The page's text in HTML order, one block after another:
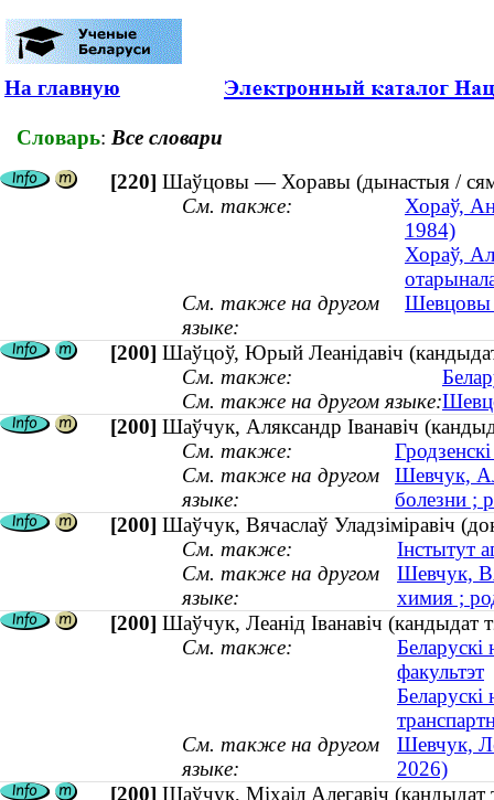
На главную
Словарь: Все словари
[220] Шаўцовы — Хоравы (дынастыя /
См. также:
Хораў,
1984)
Хораў,
См. также на другом
языке:
Шевцовы
[200] Шаўцоў, Юрый Леанідавіч
См. также:
См. также на другом языке:
[200] Шаўчук, Аляксандр Іванавіч
См. также:
См. также на другом
языке:
Шевчук,
болезни ;
[200] Шаўчук, Вячаслаў Уладзіміравіч
См. также:
Інстытут
См. также на другом
языке:
Шевчук,
химия ;
[200] Шаўчук, Леанід Іванавіч
См. также:
факультэт
Беларускі
См. также на другом
языке:
Шевчук,
2026)
[200] Шаўчук, Міхаіл Алегавіч (кандыдат